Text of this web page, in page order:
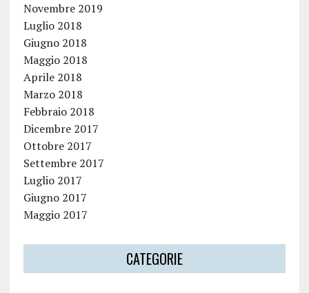
Novembre 2019
Luglio 2018
Giugno 2018
Maggio 2018
Aprile 2018
Marzo 2018
Febbraio 2018
Dicembre 2017
Ottobre 2017
Settembre 2017
Luglio 2017
Giugno 2017
Maggio 2017
CATEGORIE